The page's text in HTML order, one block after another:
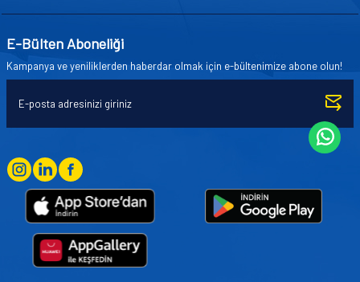
E-Bülten Aboneliği
Kampanya ve yeniliklerden haberdar olmak için e-bültenimize abone olun!